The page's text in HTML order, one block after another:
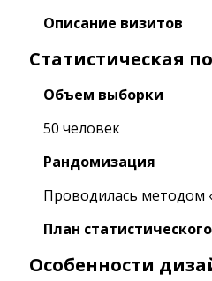
Описание визитов
Статистическая
Объем выборки
50 человек
Рандомизация
Проводилась методом
План
Особенности